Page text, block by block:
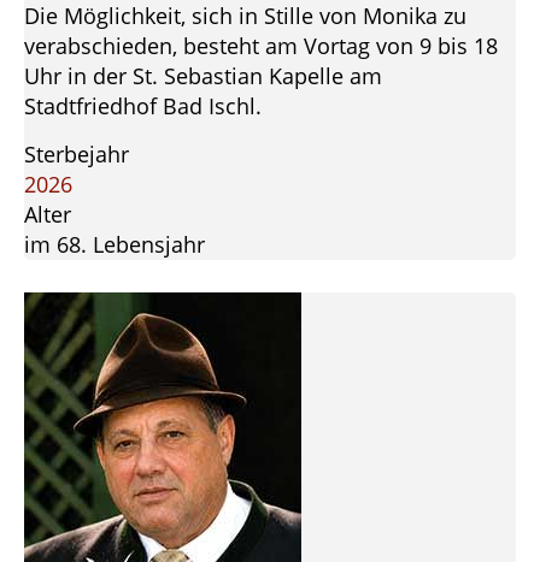
Die Möglichkeit, sich in Stille von Monika zu
verabschieden, besteht am Vortag von 9 bis 18
Uhr in der St. Sebastian Kapelle am
Stadtfriedhof Bad Ischl.
Sterbejahr
2026
Alter
im 68. Lebensjahr